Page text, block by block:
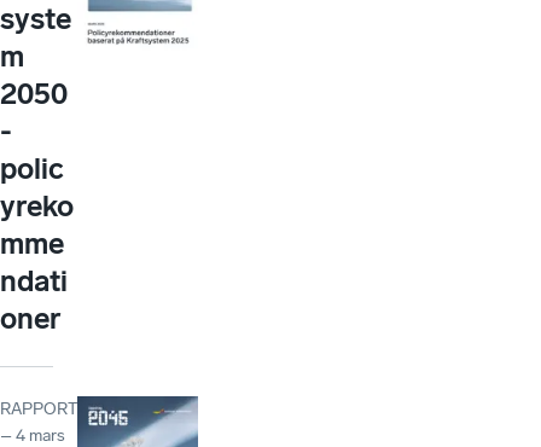
syste
m
2050
-
polic
yreko
mme
ndati
oner
RAPPORT
– 4 mars